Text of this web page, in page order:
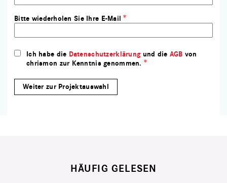
Bitte wiederholen Sie Ihre E-Mail
Ich habe die Datenschutzerklärungund die AGB von
chrismon zur Kenntnis genommen.
HÄUFIG GELESEN